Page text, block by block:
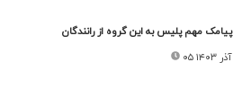
پیامک مهم پلیس به این گروه از رانندگان
۰۵ آذر ۱۴۰۳